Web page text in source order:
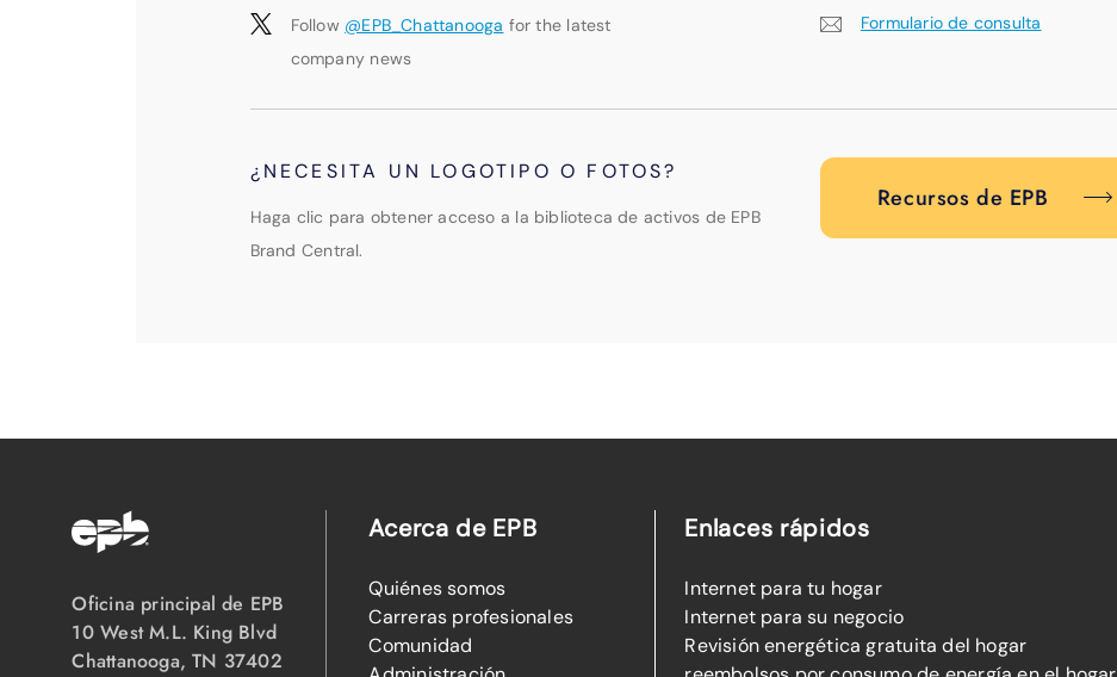
Follow @EPB_Chattanooga for the latest
company news
Formulario de consulta
¿NECESITA UN LOGOTIPO O FOTOS?
Haga clic para obtener acceso a la biblioteca de activos de EPB
Brand Central.
Recursos de EPB
Oficina principal de EPB
10 West M.L. King Blvd
Chattanooga, TN 37402
Acerca de EPB
Quiénes somos
Carreras profesionales
Comunidad
Enlaces rápidos
Internet para tu hogar
Internet para su negocio
Revisión energética gratuita del hogar